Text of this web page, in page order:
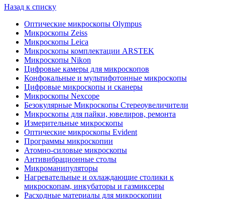
Назад к списку
Оптические микроскопы Olympus
Микроскопы Zeiss
Микроскопы Leica
Микроскопы комплектации ARSTEK
Микроскопы Nikon
Цифровые камеры для микроскопов
Конфокальные и мультифотонные микроскопы
Цифровые микроскопы и сканеры
Микроскопы Nexcope
Безокулярные Микроскопы Стереоувеличители
Микроскопы для пайки, ювелиров, ремонта
Измерительные микроскопы
Оптические микроскопы Evident
Программы микроскопии
Атомно-силовые микроскопы
Антивибрационные столы
Микроманипуляторы
Нагревательные и охлаждающие столики к
микроскопам, инкубаторы и газмиксеры
Расходные материалы для микроскопии